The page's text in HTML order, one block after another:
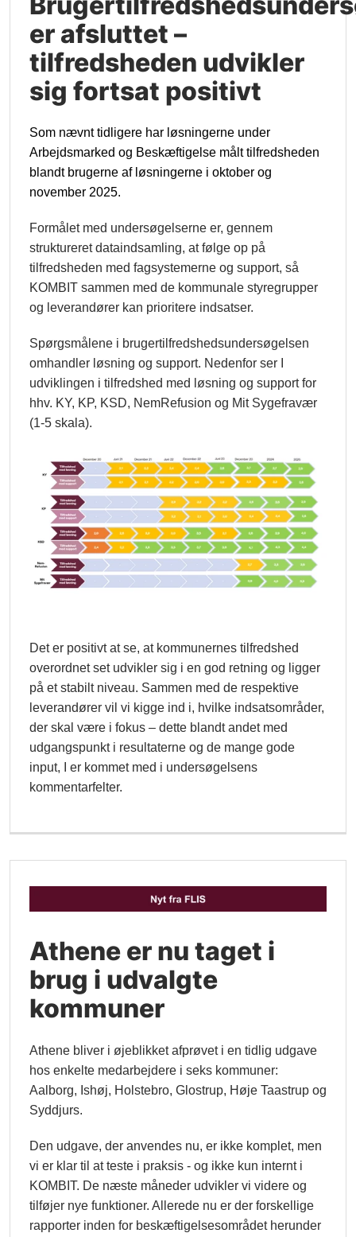
er afsluttet –
tilfredsheden udvikler
sig fortsat positivt
Som nævnt tidligere har løsningerne under
Arbejdsmarked og Beskæftigelse målt tilfredsheden
blandt brugerne af løsningerne i oktober og
november 2025.
Formålet med undersøgelserne er, gennem
struktureret dataindsamling, at følge op på
tilfredsheden med fagsystemerne og support, så
KOMBIT sammen med de kommunale styregrupper
og leverandører kan prioritere indsatser.
Spørgsmålene i brugertilfredshedsundersøgelsen
omhandler løsning og support. Nedenfor ser I
udviklingen i tilfredshed med løsning og support for
hhv. KY, KP, KSD, NemRefusion og Mit Sygefravær
(1-5 skala).
Det er positivt at se, at kommunernes tilfredshed
overordnet set udvikler sig i en god retning og ligger
på et stabilt niveau. Sammen med de respektive
leverandører vil vi kigge ind i, hvilke indsatsområder,
der skal være i fokus – dette blandt andet med
udgangspunkt i resultaterne og de mange gode
input, I er kommet med i undersøgelsens
kommentarfelter.
Athene er nu taget i
brug i udvalgte
kommuner
Athene bliver i øjeblikket afprøvet i en tidlig udgave
hos enkelte medarbejdere i seks kommuner:
Aalborg, Ishøj, Holstebro, Glostrup, Høje Taastrup og
Syddjurs.
Den udgave, der anvendes nu, er ikke komplet, men
vi er klar til at teste i praksis - og ikke kun internt i
KOMBIT. De næste måneder udvikler vi videre og
tilføjer nye funktioner. Allerede nu er der forskellige
rapporter inden for beskæftigelsesområdet herunder